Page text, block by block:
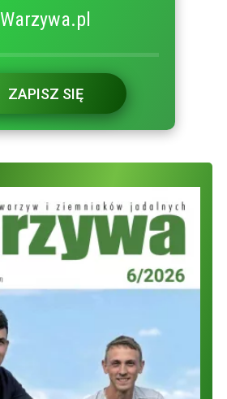
Warzywa.pl
ZAPISZ SIĘ